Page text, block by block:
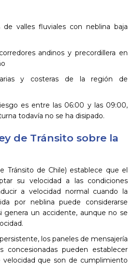
de valles fluviales con neblina baja
andinos y precordillera en
y costeras de la región de
es entre las 06:00 y las 09:00,
todavía no se ha disipado.
de Tránsito sobre la
Tránsito de Chile) establece que el
su velocidad a las condiciones
a velocidad normal cuando la
por neblina puede considerarse
genera un accidente, aunque no se
los paneles de mensajería
concesionadas pueden establecer
que son de cumplimiento